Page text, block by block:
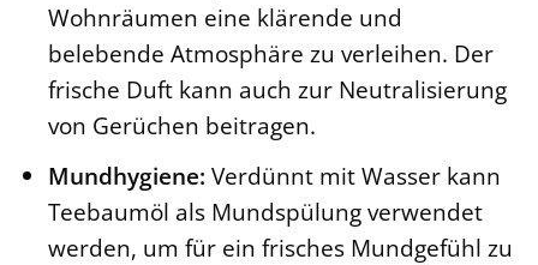
Wohnräumen eine klärende und
belebende Atmosphäre zu verleihen. Der
frische Duft kann auch zur Neutralisierung
von Gerüchen beitragen.
Mundhygiene: Verdünnt mit Wasser kann
Teebaumöl als Mundspülung verwendet
werden, um für ein frisches Mundgefühl zu